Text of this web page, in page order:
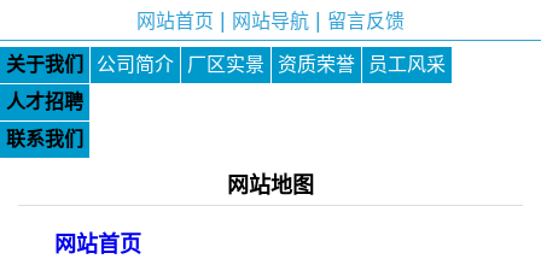
网站首页 网站导航 留言反馈
关于我们 公司简介 厂区实景 资质荣誉
员工风采
人才招聘
联系我们
网站地图
网站首页